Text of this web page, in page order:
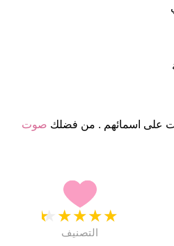
صوت
★
★
★
★
★
التصنيف